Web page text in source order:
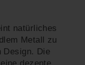
natürliches
Metall zu
Design. Die